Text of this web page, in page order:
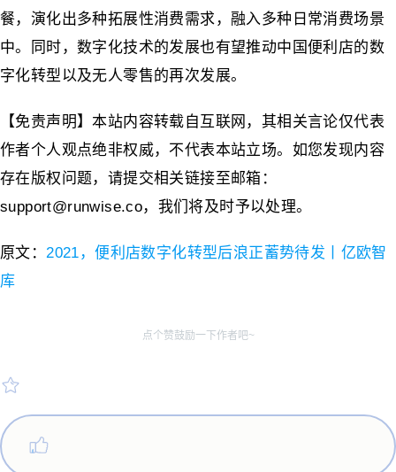
餐，演化出多种拓展性消费需求，融入多种日常消费场景
中。同时，数字化技术的发展也有望推动中国便利店的数
字化转型以及无人零售的再次发展。
【免责声明】本站内容转载自互联网，其相关言论仅代表
作者个人观点绝非权威，不代表本站立场。如您发现内容
存在版权问题，请提交相关链接至邮箱：
support@runwise.co，我们将及时予以处理。
原文： 2021，便利店数字化转型后浪正蓄势待发丨亿欧智
库
点个赞鼓励一下作者吧~